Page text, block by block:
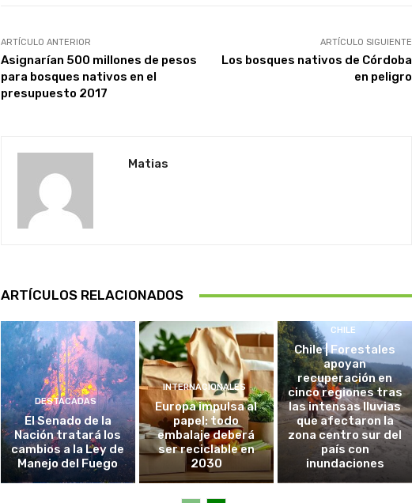
ARTÍCULO ANTERIOR
Asignarían 500 millones de pesos
para bosques nativos en el
presupuesto 2017
ARTÍCULO SIGUIENTE
Los bosques nativos de Córdoba
en peligro
Matias
ARTÍCULOS RELACIONADOS
DESTACADAS
El Senado de la
Nación tratará los
cambios a la Ley de
Manejo del Fuego
INTERNACIONALES
Europa impulsa al
papel: todo
embalaje deberá
ser reciclable en
2030
CHILE
Chile | Forestales
apoyan
recuperación en
cinco regiones tras
las intensas lluvias
que afectaron la
zona centro sur del
país con
inundaciones